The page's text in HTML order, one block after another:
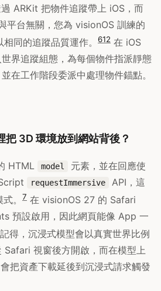
ARKit 把物件追蹤帶上 iOS，而
平台無關，您為 visionOS 訓練的
同的追蹤品質運作。
612 在 iOS
界追蹤組態，為每個物件指派靜態
在工作階段委派中處理物件錨點。
3D 環境放到網站背後？
HTML model
元素，並在回應使
requestImmersive
API，這
。
7 在 visionOS 27 的 Safari
預設啟用，因此網頁能像 App 一
得，沉浸式模型會以真實世界比例
Safari 視窗後方開啟，而在模型上
會把資產下載延後到沉浸式請求觸發